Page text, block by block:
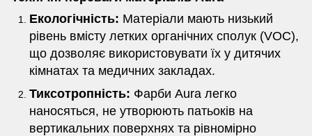
Екологічність: Матеріали мають низький
рівень вмісту летких органічних сполук (VOC),
що дозволяє використовувати їх у дитячих
кімнатах та медичних закладах.
Тиксотропність: Фарби Aura легко
наносяться, не утворюють патьоків на
вертикальних поверхнях та рівномірно